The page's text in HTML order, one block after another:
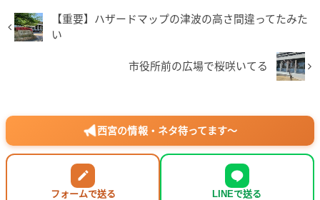
【重要】ハザードマップの津波の高さ間違ってたみた
い
市役所前の広場で桜咲いてる
西宮の情報・ネタ待ってます〜
フォームで送る LINEで送る